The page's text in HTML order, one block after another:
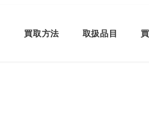
買取方法 取扱品目